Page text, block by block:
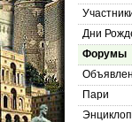
Дни
Форумы
Пари